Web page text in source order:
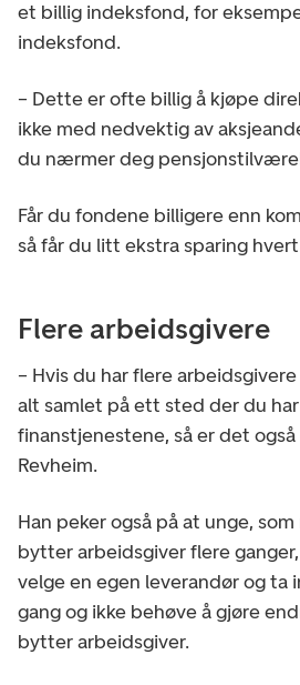
et billig indeksfond, for
indeksfond.
– Dette er ofte billig å kjøpe
ikke med nedvektig av
du nærmer deg
Får du fondene billigere enn
så får du litt ekstra sparing hvert
Flere arbeidsgivere
– Hvis du har flere
alt samlet på ett sted der du
finanstjenestene, så er det
Revheim.
Han peker også på at unge,
bytter arbeidsgiver flere
velge en egen leverandør og ta
gang og ikke behøve å gjøre
bytter arbeidsgiver.